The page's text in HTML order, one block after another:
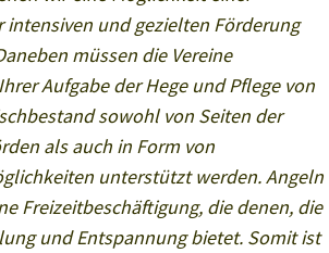
intensiven und gezielten Förderung
müssen die Vereine
Aufgabe der Hege und Pflege von
sowohl von Seiten der
als auch in Form von
unterstützt werden. Angeln
Freizeitbeschäftigung, die denen, die
und Entspannung bietet. Somit ist